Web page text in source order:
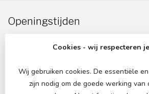
Openingstijden
Cookies - wij respecteren
Wij gebruiken cookies. De essentiële
zijn nodig om de goede werking van